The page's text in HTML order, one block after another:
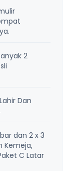
2
Dan
dan 2 x 3
Kemeja,
C Latar